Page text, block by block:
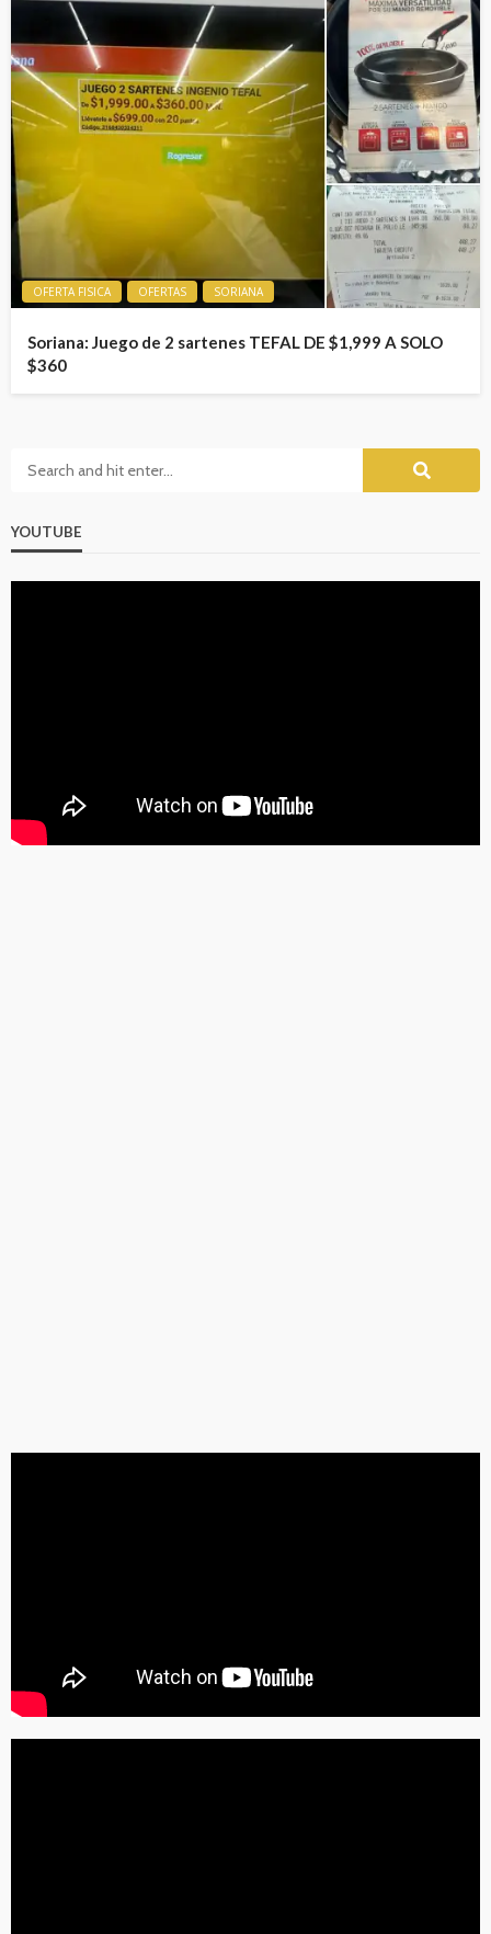
OFERTA FISICA OFERTAS SORIANA
Soriana: Juego de 2 sartenes TEFAL DE $1,999 A SOLO
$360
YOUTUBE